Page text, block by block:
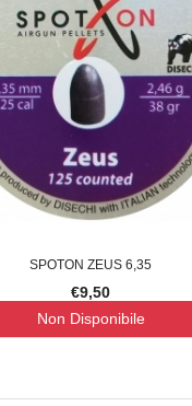
SPOTON ZEUS 6,35
€9,50
Non Disponibile